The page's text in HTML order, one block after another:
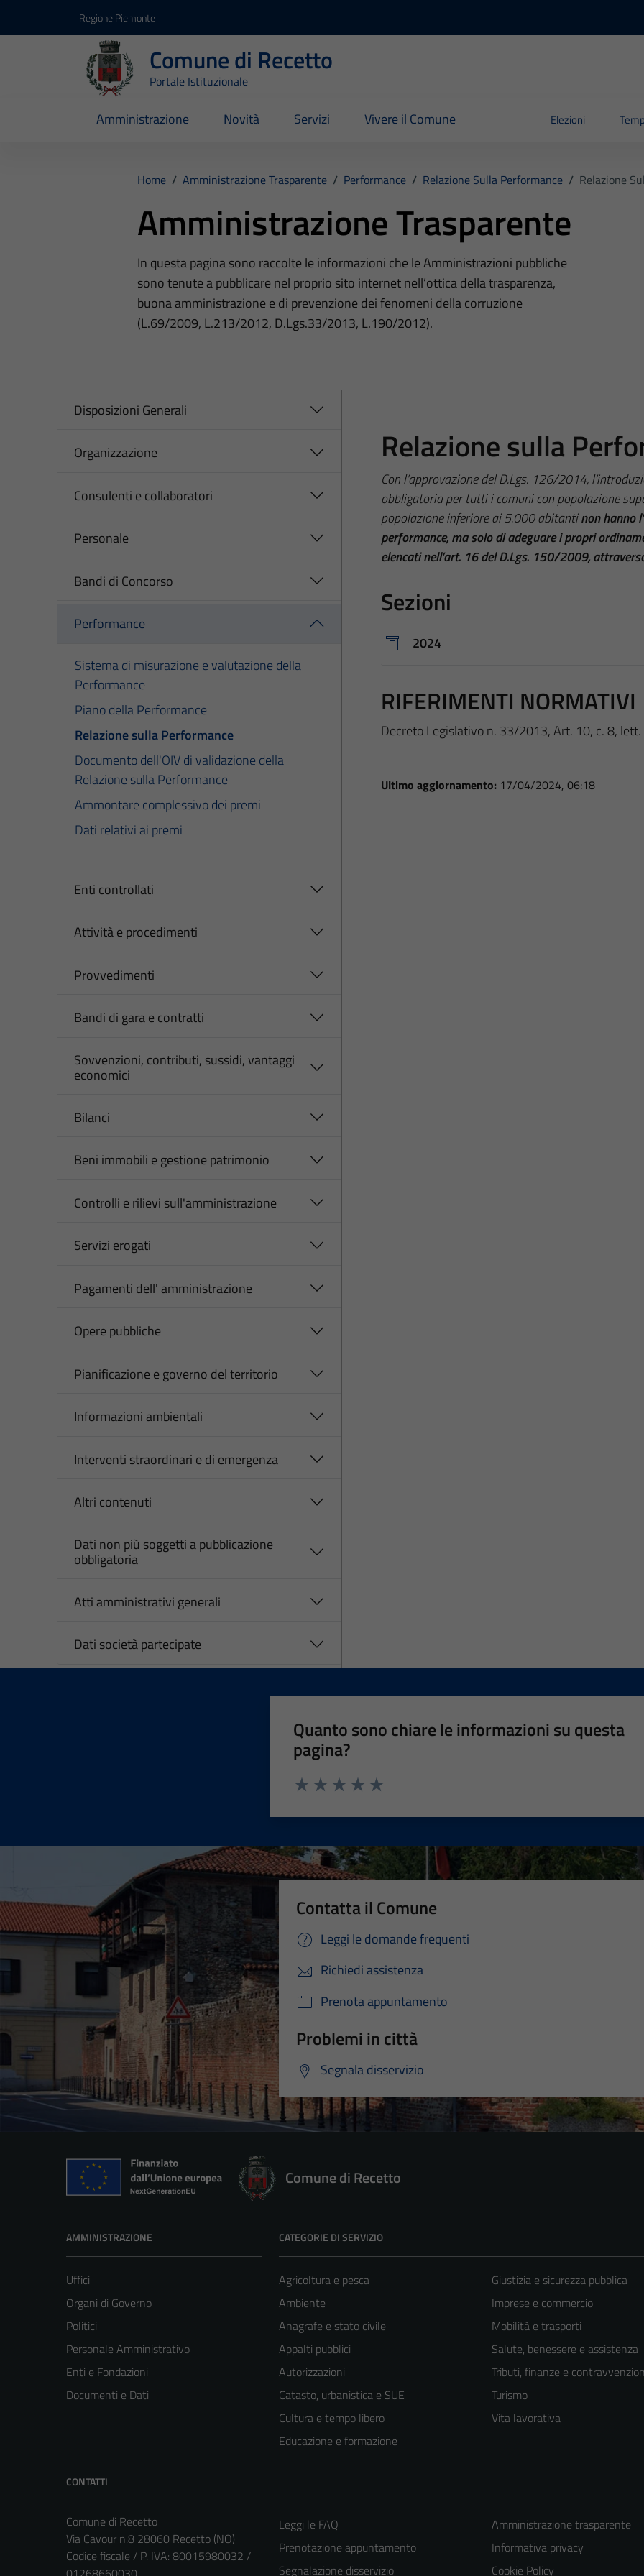
Regione Piemonte
Comune di Recetto
Portale Istituzionale
Amministrazione Novità Servizi Vivere il Comune Elezioni
Home / Amministrazione Trasparente / Performance / Relazione Sulla Performance / Relazione
Amministrazione Trasparente
In questa pagina sono raccolte le informazioni che le Amministrazioni pubbliche
sono tenute a pubblicare nel proprio sito internet nell’ottica della trasparenza,
buona amministrazione e di prevenzione dei fenomeni della corruzione
(L.69/2009, L.213/2012, D.Lgs.33/2013, L.190/2012).
Disposizioni Generali
Organizzazione
Consulenti e collaboratori
Personale
Bandi di Concorso
Performance
Sistema di misurazione e valutazione della
Performance
Piano della Performance
Relazione sulla Performance
Documento dell'OIV di validazione della
Relazione sulla Performance
Ammontare complessivo dei premi
Dati relativi ai premi
Enti controllati
Attività e procedimenti
Provvedimenti
Bandi di gara e contratti
Sovvenzioni, contributi, sussidi, vantaggi
economici
Bilanci
Beni immobili e gestione patrimonio
Controlli e rilievi sull'amministrazione
Servizi erogati
Pagamenti dell' amministrazione
Opere pubbliche
Pianificazione e governo del territorio
Informazioni ambientali
Interventi straordinari e di emergenza
Altri contenuti
Dati non più soggetti a pubblicazione
obbligatoria
Atti amministrativi generali
Dati società partecipate
Relazione sulla
Con l’approvazione del D.Lgs. 126/2014,
obbligatoria per tutti i comuni con popolazione
popolazione inferiore ai 5.000 abitantinon hanno
performance, ma solo di adeguare i propri
elencati nell’art. 16 del D.Lgs. 150/2009,
Sezioni
2024
RIFERIMENTI NORMATIVI
Decreto Legislativo n. 33/2013, Art. 10, c. 8, lett.
Ultimo aggiornamento: 17/04/2024, 06:18
Quanto sono chiare le informazioni su questa
pagina?
Contatta il Comune
Leggi le domande frequenti
Richiedi assistenza
Prenota appuntamento
Problemi in città
Segnala disservizio
Comune di Recetto
AMMINISTRAZIONE
Uffici
Organi di Governo
Politici
Personale Amministrativo
Enti e Fondazioni
Documenti e Dati
CATEGORIE DI SERVIZIO
Agricoltura e pesca
Ambiente
Anagrafe e stato civile
Appalti pubblici
Autorizzazioni
Catasto, urbanistica e SUE
Cultura e tempo libero
Educazione e formazione
Giustizia e sicurezza pubblica
Imprese e commercio
Mobilità e trasporti
Salute, benessere e assistenza
Tributi, finanze e
Turismo
Vita lavorativa
CONTATTI
Comune di Recetto
Via Cavour n.8 28060 Recetto (NO)
Codice fiscale / P. IVA: 80015980032 /
Leggi le FAQ
Prenotazione appuntamento
Segnalazione disservizio
Amministrazione trasparente
Informativa privacy
Cookie Policy
Tecnici
Questi cookie